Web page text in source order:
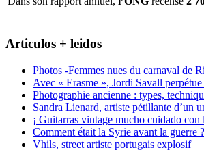
Articulos + leidos
Photos -Femmes nues du carnaval de
Avec « Erasme », Jordi Savall
Photographie ancienne : types,
Sandra Lienard, artiste pétillante d’un
¡ Guitarras vintage mucho cuidado con
Comment était la Syrie avant la guerre ?
Vhils, street artiste portugais explosif